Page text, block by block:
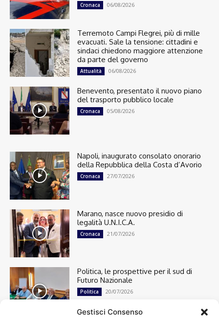
Gestisci Consenso
Cronaca 06/08/2026
Terremoto Campi Flegrei, più di mille
evacuati. Sale la tensione: cittadini e
sindaci chiedono maggiore attenzione
da parte del governo
Attualità 06/08/2026
Benevento, presentato il nuovo piano
del trasporto pubblico locale
Cronaca 05/08/2026
Napoli, inaugurato consolato onorario
della Repubblica della Costa d’Avorio
Cronaca 27/07/2026
Marano, nasce nuovo presidio di
legalità U.N.I.C.A.
Cronaca 21/07/2026
Politica, le prospettive per il sud di
Futuro Nazionale
Politica 20/07/2026